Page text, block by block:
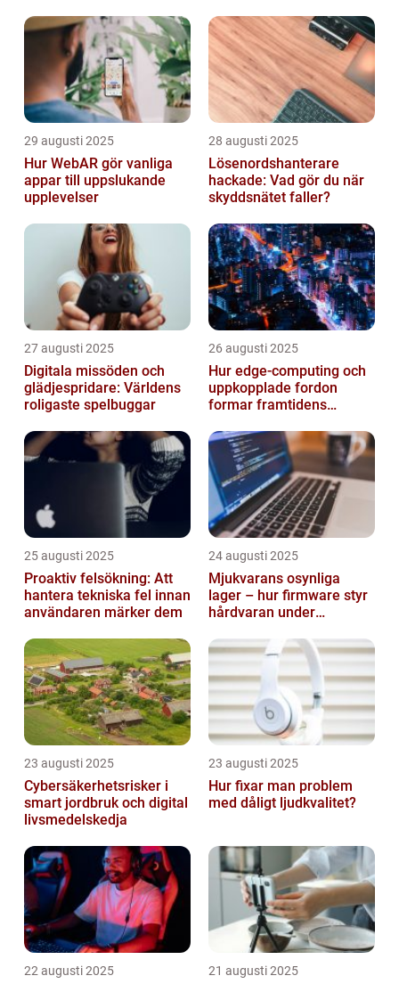
29 augusti 2025
Hur WebAR gör vanliga
appar till uppslukande
upplevelser
28 augusti 2025
Lösenordshanterare
hackade: Vad gör du när
skyddsnätet faller?
27 augusti 2025
Digitala missöden och
glädjespridare: Världens
roligaste spelbuggar
26 augusti 2025
Hur edge‑computing och
uppkopplade fordon
formar framtidens
25 augusti 2025
Proaktiv felsökning: Att
hantera tekniska fel innan
användaren märker dem
24 augusti 2025
Mjukvarans osynliga
lager – hur firmware styr
hårdvaran under
23 augusti 2025
Cybersäkerhetsrisker i
smart jordbruk och digital
livsmedelskedja
23 augusti 2025
Hur fixar man problem
med dåligt ljudkvalitet?
22 augusti 2025 21 augusti 2025